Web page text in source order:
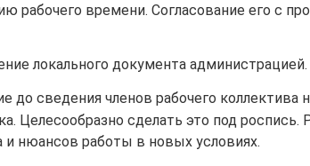
рабочего времени. Согласование его с
локального документа администрацией.
до сведения членов рабочего коллектива
Целесообразно сделать это под
и нюансов работы в новых условиях.